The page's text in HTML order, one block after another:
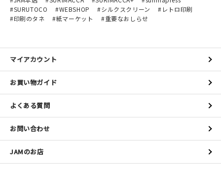
SURUTOCO
WEBSHOP シルクスクリーン
レトロ印刷
印刷のタネ
紙マーケット 重要なおしらせ
マイアカウント
お買い物ガイド
よくある質問
お問い合わせ
JAMのお店